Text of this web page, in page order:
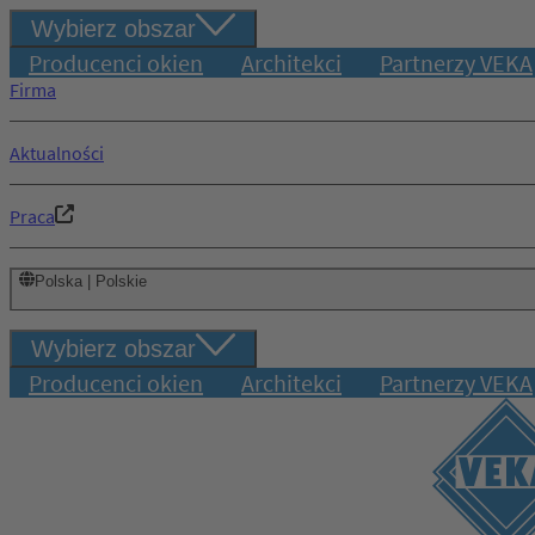
Wybierz obszar
Producenci okien Architekci Partnerzy VEKA
Firma
Aktualności
Praca
Polska | Polskie
Wybierz obszar
Producenci okien Architekci Partnerzy VEKA